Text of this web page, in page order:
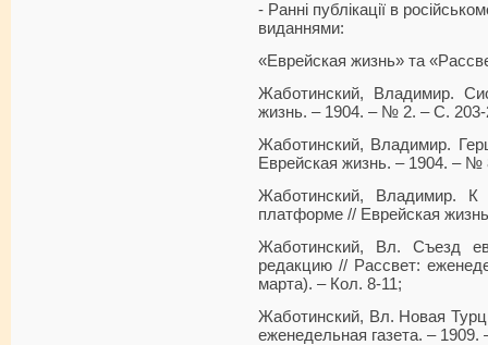
- Ранні публікації в
виданнями:
«Еврейская жизнь» та
Жаботинский, Владимир.
жизнь. – 1904. – № 2. – С. 203-
Жаботинский, Владимир.
Еврейская жизнь. – 1904. – №
Жаботинский, Владимир. К
платформе // Еврейская
Жаботинский, Вл. Съезд
редакцию // Рассвет:
марта). – Кол. 8-11;
Жаботинский, Вл. Новая
еженедельная газета. –